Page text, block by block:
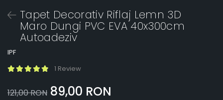
Tapet Decorativ Riflaj Lemn 3D
Maro Dungi PVC EVA 40x300cm
Autoadeziv
IPF
1 Review
121,00 RON 89,00 RON